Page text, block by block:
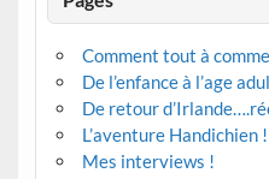
Comment tout à
De l’enfance à l’age
De retour
L’aventure Handichien !
Mes interviews !